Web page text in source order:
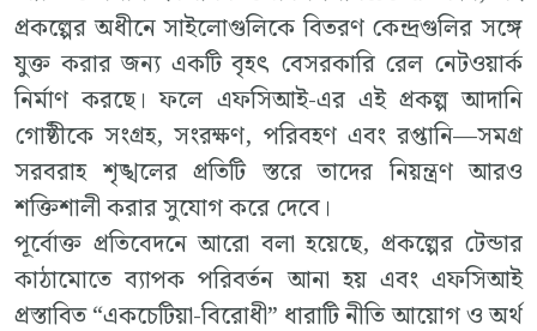
প্রকল্পের অধীনে সাইলোগুলিকে বিতরণ কেন্দ্রগুলির সঙ্গে
যুক্ত করার জন্য একটি বৃহৎ বেসরকারি রেল নেটওয়ার্ক
নির্মাণ করছে। ফলে এফসিআই-এর এই প্রকল্প আদানি
গোষ্ঠীকে সংগ্রহ, সংরক্ষণ, পরিবহণ এবং রপ্তানি—সমগ্র
সরবরাহ শৃঙ্খলের প্রতিটি স্তরে তাদের নিয়ন্ত্রণ আরও
শক্তিশালী করার সুযোগ করে দেবে।
পূর্বোক্ত প্রতিবেদনে আরো বলা হয়েছে, প্রকল্পের টেন্ডার
কাঠামোতে ব্যাপক পরিবর্তন আনা হয় এবং এফসিআই
প্রস্তাবিত “একচেটিয়া-বিরোধী” ধারাটি নীতি আয়োগ ও অর্থ